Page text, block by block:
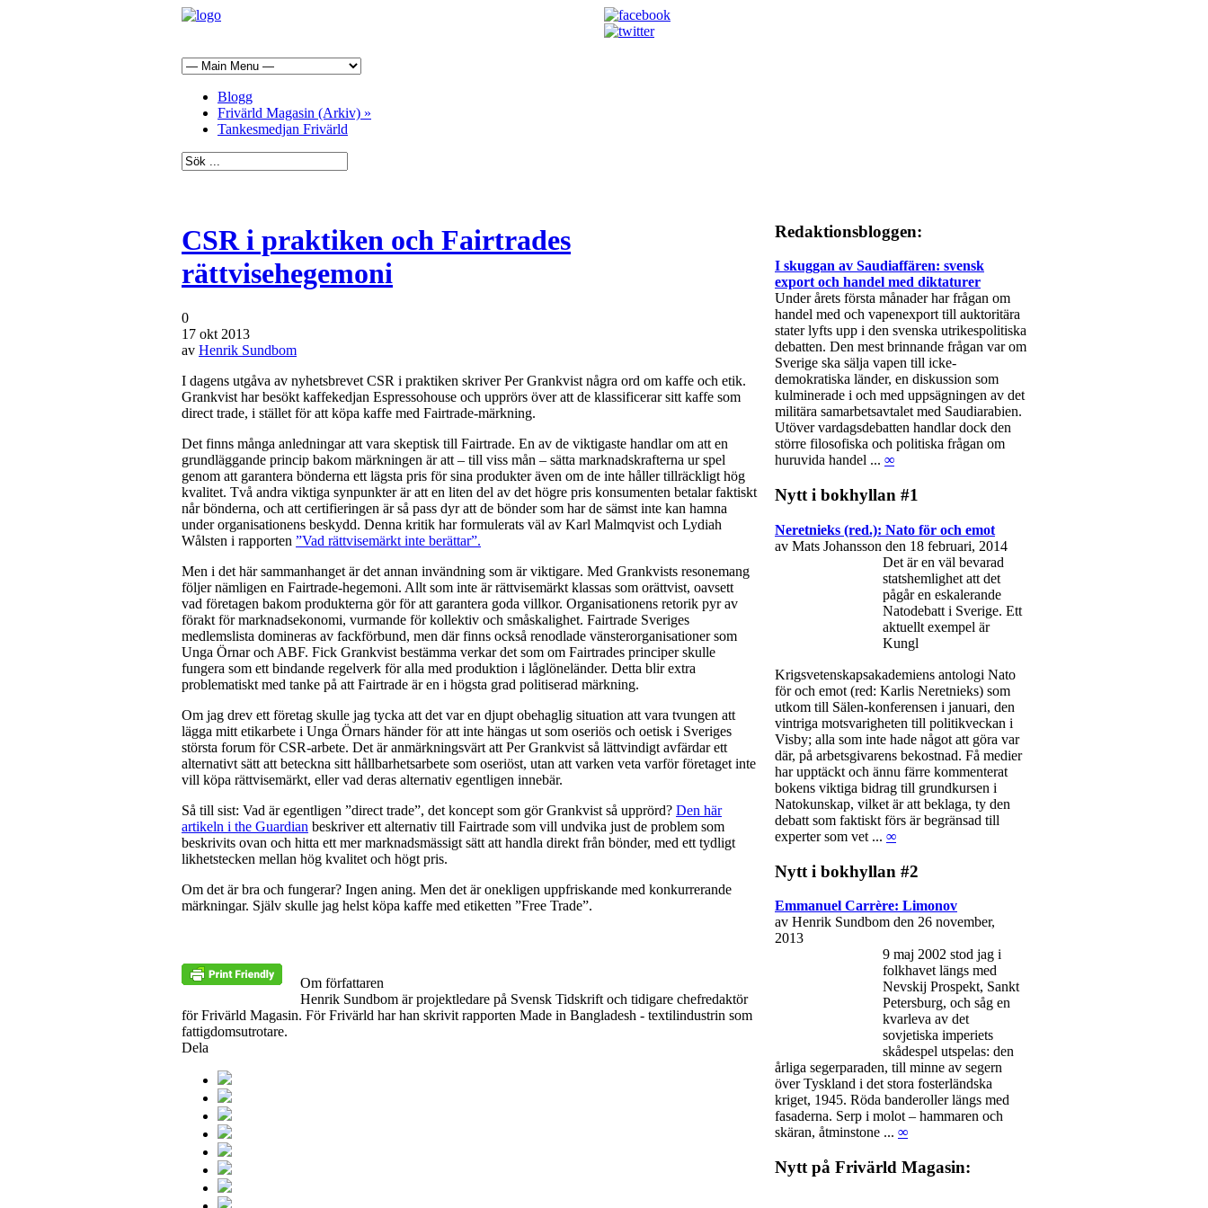
Blogg
Frivärld Magasin (Arkiv) »
Tankesmedjan Frivärld
CSR i praktiken och Fairtrades
rättvisehegemoni
0
17 okt 2013
av Henrik Sundbom
I dagens utgåva av nyhetsbrevet CSR i praktiken skriver Per Grankvist några ord om kaffe och etik.
Grankvist har besökt kaffekedjan Espressohouse och upprörs över att de klassificerar sitt kaffe som
direct trade, i stället för att köpa kaffe med Fairtrade-märkning.
Det finns många anledningar att vara skeptisk till Fairtrade. En av de viktigaste handlar om att en
grundläggande princip bakom märkningen är att – till viss mån – sätta marknadskrafterna ur spel
genom att garantera bönderna ett lägsta pris för sina produkter även om de inte håller tillräckligt hög
kvalitet. Två andra viktiga synpunkter är att en liten del av det högre pris konsumenten betalar faktiskt
når bönderna, och att certifieringen är så pass dyr att de bönder som har de sämst inte kan hamna
under organisationens beskydd. Denna kritik har formulerats väl av Karl Malmqvist och Lydiah
Wålsten i rapporten ”Vad rättvisemärkt inte berättar”.
Men i det här sammanhanget är det annan invändning som är viktigare. Med Grankvists resonemang
följer nämligen en Fairtrade-hegemoni. Allt som inte är rättvisemärkt klassas som orättvist, oavsett
vad företagen bakom produkterna gör för att garantera goda villkor. Organisationens retorik pyr av
förakt för marknadsekonomi, vurmande för kollektiv och småskalighet. Fairtrade Sveriges
medlemslista domineras av fackförbund, men där finns också renodlade vänsterorganisationer som
Unga Örnar och ABF. Fick Grankvist bestämma verkar det som om Fairtrades principer skulle
fungera som ett bindande regelverk för alla med produktion i låglöneländer. Detta blir extra
problematiskt med tanke på att Fairtrade är en i högsta grad politiserad märkning.
Om jag drev ett företag skulle jag tycka att det var en djupt obehaglig situation att vara tvungen att
lägga mitt etikarbete i Unga Örnars händer för att inte hängas ut som oseriös och oetisk i Sveriges
största forum för CSR-arbete. Det är anmärkningsvärt att Per Grankvist så lättvindigt avfärdar ett
alternativt sätt att beteckna sitt hållbarhetsarbete som oseriöst, utan att varken veta varför företaget inte
vill köpa rättvisemärkt, eller vad deras alternativ egentligen innebär.
Så till sist: Vad är egentligen ”direct trade”, det koncept som gör Grankvist så upprörd? Den här
artikeln i the Guardian beskriver ett alternativ till Fairtrade som vill undvika just de problem som
beskrivits ovan och hitta ett mer marknadsmässigt sätt att handla direkt från bönder, med ett tydligt
likhetstecken mellan hög kvalitet och högt pris.
Om det är bra och fungerar? Ingen aning. Men det är onekligen uppfriskande med konkurrerande
märkningar. Själv skulle jag helst köpa kaffe med etiketten ”Free Trade”.
Om författaren
Henrik Sundbom är projektledare på Svensk Tidskrift och tidigare chefredaktör
för Frivärld Magasin. För Frivärld har han skrivit rapporten Made in Bangladesh - textilindustrin som
fattigdomsutrotare.
Dela
Redaktionsbloggen:
I skuggan av Saudiaffären: svensk
export och handel med diktaturer
Under årets första månader har frågan om
handel med och vapenexport till auktoritära
stater lyfts upp i den svenska utrikespolitiska
debatten. Den mest brinnande frågan var om
Sverige ska sälja vapen till icke-
demokratiska länder, en diskussion som
kulminerade i och med uppsägningen av det
militära samarbetsavtalet med Saudiarabien.
Utöver vardagsdebatten handlar dock den
större filosofiska och politiska frågan om
huruvida handel ... ∞
Nytt i bokhyllan #1
Neretnieks (red.): Nato för och emot
av Mats Johansson den 18 februari, 2014
Det är en väl bevarad
statshemlighet att det
pågår en eskalerande
Natodebatt i Sverige. Ett
aktuellt exempel är
Kungl
Krigsvetenskapsakademiens antologi Nato
för och emot (red: Karlis Neretnieks) som
utkom till Sälen-konferensen i januari, den
vintriga motsvarigheten till politikveckan i
Visby; alla som inte hade något att göra var
där, på arbetsgivarens bekostnad. Få medier
har upptäckt och ännu färre kommenterat
bokens viktiga bidrag till grundkursen i
Natokunskap, vilket är att beklaga, ty den
debatt som faktiskt förs är begränsad till
experter som vet ... ∞
Nytt i bokhyllan #2
Emmanuel Carrère: Limonov
av Henrik Sundbom den 26 november,
2013
9 maj 2002 stod jag i
folkhavet längs med
Nevskij Prospekt, Sankt
Petersburg, och såg en
kvarleva av det
sovjetiska imperiets
skådespel utspelas: den
årliga segerparaden, till minne av segern
över Tyskland i det stora fosterländska
kriget, 1945. Röda banderoller längs med
fasaderna. Serp i molot – hammaren och
skäran, åtminstone ... ∞
Nytt på Frivärld Magasin: